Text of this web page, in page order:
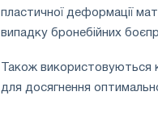
пластичної деформації
випадку бронебійних
Також використовуються
для досягнення